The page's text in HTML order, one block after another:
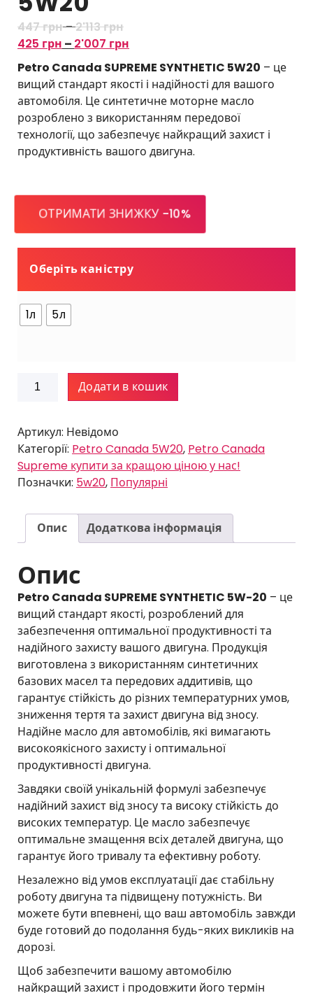
447грн–2'113грнД
і
а
п
а
з
о
н
ц
н
:
і
4
4
д
'
1
г
р
425 грн – 2'007 грн
і
а
п
а
з
о
н
і
н
в
д
4
н
2
'
0
7
г
Petro Canada SUPREME SYNTHETIC 5W20 – це
вищий стандарт якості і надійності для вашого
автомобіля. Це синтетичне моторне масло
розроблено з використанням передової
технології, що забезпечує найкращий захист і
продуктивність вашого двигуна.
ОТРИМАТИ ЗНИЖКУ -10%
Оберіть каністру
1л 5л
Petro
SYNTHETIC
5W20
кількість
Додати в кошик
Артикул: Невідомо
Категорії: Petro Canada 5W20, Petro Canada
Supreme купити за кращою ціною у нас!
Позначки: 5w20, Популярні
Опис Додаткова інформація
Опис
Petro Canada SUPREME SYNTHETIC 5W-20 – це
вищий стандарт якості, розроблений для
забезпечення оптимальної продуктивності та
надійного захисту вашого двигуна. Продукція
виготовлена з використанням синтетичних
базових масел та передових аддитивів, що
гарантує стійкість до різних температурних умов,
зниження тертя та захист двигуна від зносу.
Надійне масло для автомобілів, які вимагають
високоякісного захисту і оптимальної
продуктивності двигуна.
Завдяки своїй унікальній формулі забезпечує
надійний захист від зносу та високу стійкість до
високих температур. Це масло забезпечує
оптимальне змащення всіх деталей двигуна, що
гарантує його тривалу та ефективну роботу.
Незалежно від умов експлуатації дає стабільну
роботу двигуна та підвищену потужність. Ви
можете бути впевнені, що ваш автомобіль завжди
буде готовий до подолання будь-яких викликів на
дорозі.
Щоб забезпечити вашому автомобілю
найкращий захист і продовжити його термін